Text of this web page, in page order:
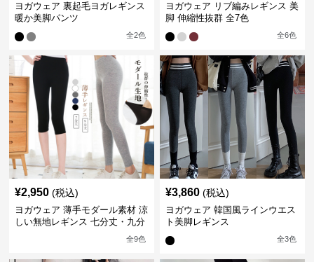
ヨガウェア 裏起毛ヨガレギンス
暖か美脚パンツ
全2色
ヨガウェア リブ編みレギンス 美
脚 伸縮性抜群 全7色
全6色
¥2,950 (税込)
ヨガウェア 薄手モダール素材 涼
しい無地レギンス 七分丈・九分
全9色
¥3,860 (税込)
ヨガウェア 韓国風ラインウエス
ト美脚レギンス
全3色